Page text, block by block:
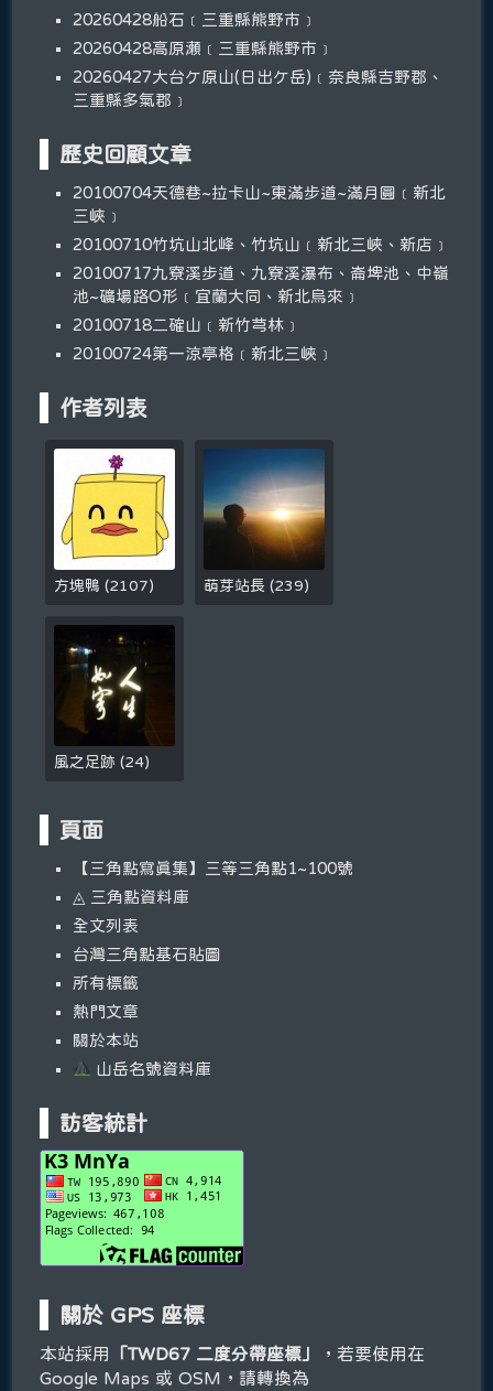
20260428船石﹝三重縣熊野市﹞
20260428高原瀬﹝三重縣熊野市﹞
20260427大台ケ原山(日出ケ岳)﹝奈良縣吉野郡、
三重縣多氣郡﹞
歷史回顧文章
20100704天德巷~拉卡山~東滿步道~滿月圓﹝新北
三峽﹞
20100710竹坑山北峰、竹坑山﹝新北三峽、新店﹞
20100717九寮溪步道、九寮溪瀑布、崙埤池、中嶺
池~礦場路O形﹝宜蘭大同、新北烏來﹞
20100718二確山﹝新竹芎林﹞
20100724第一涼亭格﹝新北三峽﹞
作者列表
方塊鴨(2107) 萌芽站長(239)
風之足跡(24)
頁面
【三角點寫真集】三等三角點1~100號
◬ 三角點資料庫
全文列表
台灣三角點基石貼圖
所有標籤
熱門文章
關於本站
山岳名號資料庫
訪客統計
關於 GPS 座標
本站採用 「TWD67 二度分帶座標」
，若要使用在
Google Maps 或 OSM，請轉換為